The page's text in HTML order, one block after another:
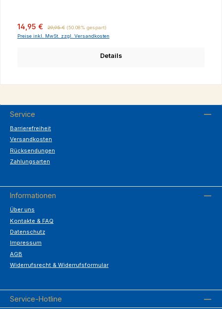
Verkaufspreis:
14,95 € 29,95 € (50.08% gespart)
Preise inkl. MwSt. zzgl. Versandkosten
Details
Service
Barrierefreiheit
Versandkosten
Rücksendungen
Zahlungsarten
Informationen
Über uns
Kontakte & FAQ
Datenschutz
Impressum
AGB
Widerrufsrecht & Widerrufsformular
Service-Hotline